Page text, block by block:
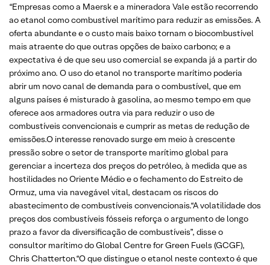
“Empresas como a Maersk e a mineradora Vale estão recorrendo
ao etanol como combustível marítimo para reduzir as emissões. A
oferta abundante e o custo mais baixo tornam o biocombustível
mais atraente do que outras opções de baixo carbono; e a
expectativa é de que seu uso comercial se expanda já a partir do
próximo ano. O uso do etanol no transporte marítimo poderia
abrir um novo canal de demanda para o combustível, que em
alguns países é misturado à gasolina, ao mesmo tempo em que
oferece aos armadores outra via para reduzir o uso de
combustíveis convencionais e cumprir as metas de redução de
emissões.O interesse renovado surge em meio à crescente
pressão sobre o setor de transporte marítimo global para
gerenciar a incerteza dos preços do petróleo, à medida que as
hostilidades no Oriente Médio e o fechamento do Estreito de
Ormuz, uma via navegável vital, destacam os riscos do
abastecimento de combustíveis convencionais.“A volatilidade dos
preços dos combustíveis fósseis reforça o argumento de longo
prazo a favor da diversificação de combustíveis”, disse o
consultor marítimo do Global Centre for Green Fuels (GCGF),
Chris Chatterton.“O que distingue o etanol neste contexto é que